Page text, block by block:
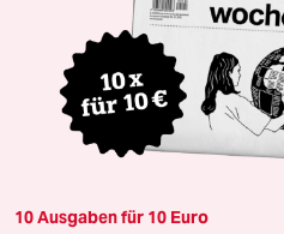
10 Ausgaben für 10 Euro